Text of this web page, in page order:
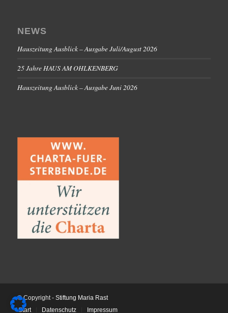
NEWS
Hauszeitung Ausblick – Ausgabe Juli/August 2026
25 Jahre HAUS AM OHLKENBERG
Hauszeitung Ausblick – Ausgabe Juni 2026
© Copyright - Stiftung Maria Rast
Start
Datenschutz Impressum